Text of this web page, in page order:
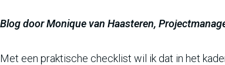
Blog door Monique van Haasteren,
Met een praktische checklist wil ik dat in het